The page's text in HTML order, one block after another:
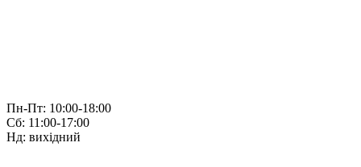
Пн-Пт: 10:00-18:00
Сб: 11:00-17:00
Нд: вихідний